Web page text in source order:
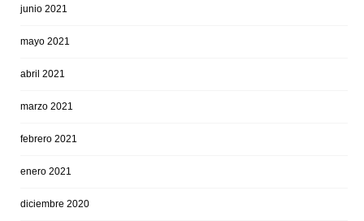
junio 2021
mayo 2021
abril 2021
marzo 2021
febrero 2021
enero 2021
diciembre 2020